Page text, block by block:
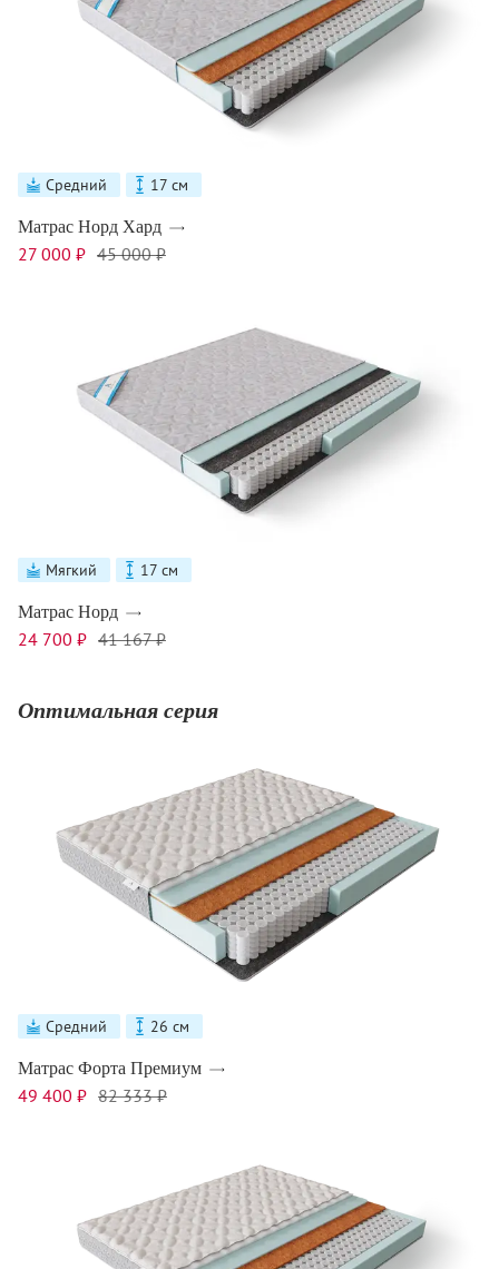
Средний 17 см
Матрас Норд Хард
27 000 ₽ 45 000 ₽
Мягкий 17 см
Матрас Норд
24 700 ₽ 41 167 ₽
Оптимальная серия
Средний 26 см
Матрас Форта Премиум
49 400 ₽ 82 333 ₽